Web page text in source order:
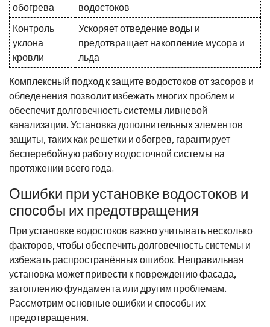
обогрева
водостоков
Контроль
уклона
кровли
Ускоряет отведение воды и
предотвращает накопление мусора и
льда
Комплексный подход к защите водостоков от засоров и
обледенения позволит избежать многих проблем и
обеспечит долговечность системы ливневой
канализации. Установка дополнительных элементов
защиты, таких как решетки и обогрев, гарантирует
бесперебойную работу водосточной системы на
протяжении всего года.
Ошибки при установке водостоков и
способы их предотвращения
При установке водостоков важно учитывать несколько
факторов, чтобы обеспечить долговечность системы и
избежать распространённых ошибок. Неправильная
установка может привести к повреждению фасада,
затоплению фундамента или другим проблемам.
Рассмотрим основные ошибки и способы их
предотвращения.